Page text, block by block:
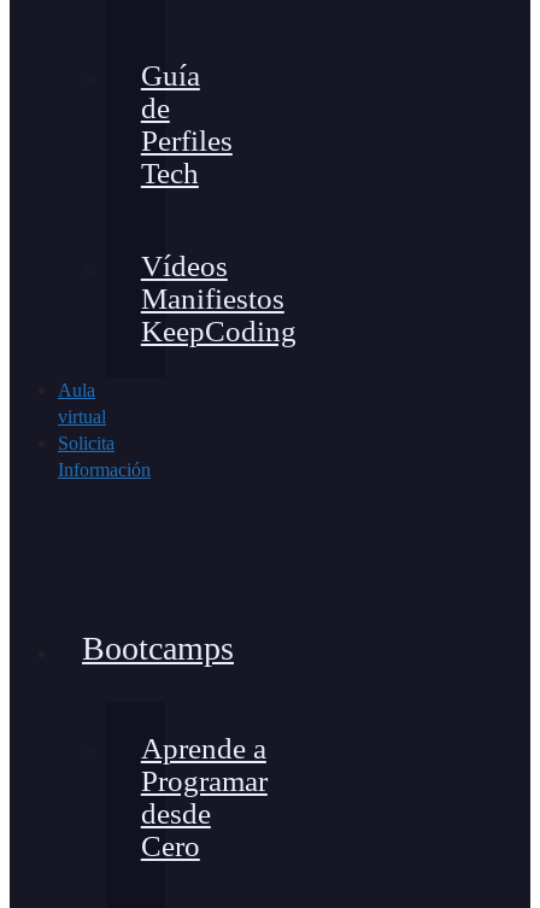
Guía
de
Perfiles
Tech
Vídeos
Manifiestos
KeepCoding
Aula
virtual
Solicita
Información
Bootcamps
Aprende a
Programar
desde
Cero